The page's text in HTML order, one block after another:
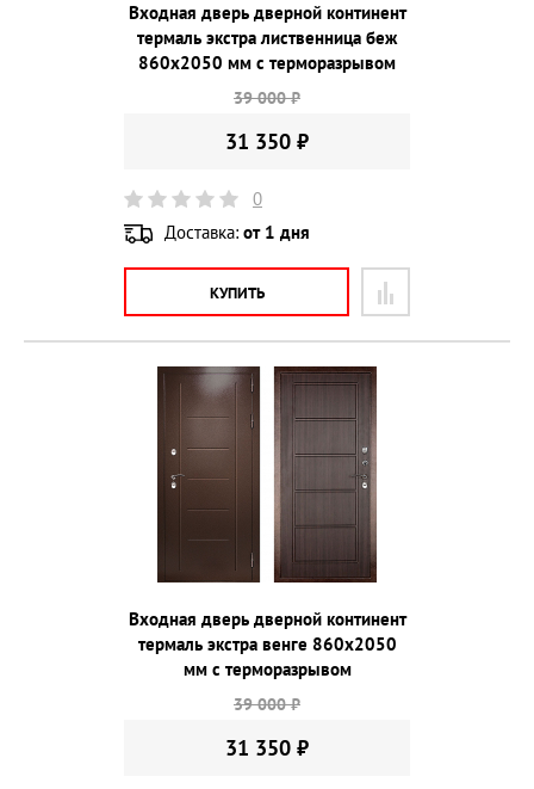
Входная дверь дверной континент
термаль экстра лиственница беж
860х2050 мм с терморазрывом
39 000 ₽
31 350 ₽
0
Доставка: от 1 дня
КУПИТЬ
Входная дверь дверной континент
термаль экстра венге 860х2050
мм с терморазрывом
39 000 ₽
31 350 ₽